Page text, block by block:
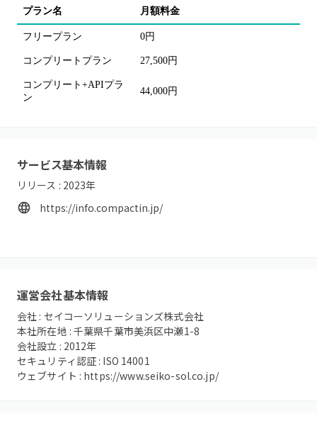
プラン名 月額料金
フリープラン 0円
コンプリートプラン 27,500円
コンプリート+APIプラ
ン
44,000円
サービス基本情報
リリース : 2023年
https://info.compactin.jp/
運営会社基本情報
会社 : セイコーソリューションズ株式会社
本社所在地 :千葉県千葉市美浜区中瀬1-8
会社設立 : 2012年
セキュリティ認証 : ISO 14001
ウェブサイト : https://www.seiko-sol.co.jp/